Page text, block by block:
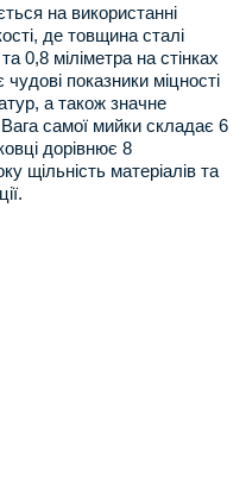
на використанні
де товщина сталі
0,8 міліметра на стінках
показники міцності
а також значне
самої мийки складає 6
дорівнює 8
щільність матеріалів та